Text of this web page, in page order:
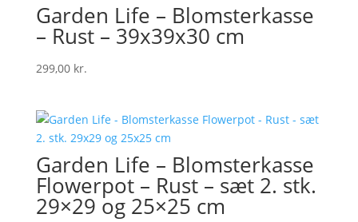
Garden Life – Blomsterkasse
– Rust – 39x39x30 cm
299,00 kr.
Garden Life – Blomsterkasse
Flowerpot – Rust – sæt 2. stk.
29×29 og 25×25 cm